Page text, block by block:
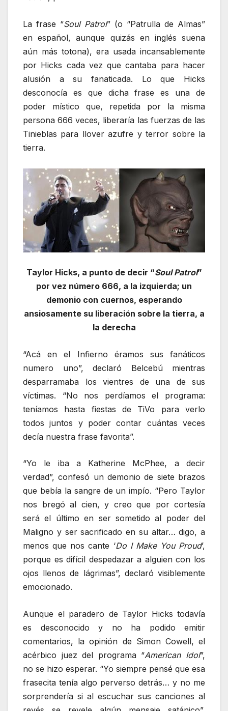
La frase “Soul Patrol” (o “Patrulla de Almas”
en español, aunque quizás en inglés suena
aún más totona), era usada incansablemente
por Hicks cada vez que cantaba para hacer
alusión a su fanaticada. Lo que Hicks
desconocía es que dicha frase es una de
poder místico que, repetida por la misma
persona 666 veces, liberaría las fuerzas de las
Tinieblas para llover azufre y terror sobre la
tierra.
Taylor Hicks, a punto de decir “Soul Patrol”
por vez número 666, a la izquierda; un
demonio con cuernos, esperando
ansiosamente su liberación sobre la tierra, a
la derecha
“Acá en el Infierno éramos sus fanáticos
numero uno”, declaró Belcebú mientras
desparramaba los vientres de una de sus
víctimas. “No nos perdíamos el programa:
teníamos hasta fiestas de TiVo para verlo
todos juntos y poder contar cuántas veces
decía nuestra frase favorita”.
“Yo le iba a Katherine McPhee, a decir
verdad”, confesó un demonio de siete brazos
que bebía la sangre de un impío. “Pero Taylor
nos bregó al cien, y creo que por cortesía
será el último en ser sometido al poder del
Maligno y ser sacrificado en su altar… digo, a
menos que nos cante ‘Do I Make You Proud’,
porque es difícil despedazar a alguien con los
ojos llenos de lágrimas”, declaró visiblemente
emocionado.
Aunque el paradero de Taylor Hicks todavía
es desconocido y no ha podido emitir
comentarios, la opinión de Simon Cowell, el
acérbico juez del programa “American Idol”,
no se hizo esperar. “Yo siempre pensé que esa
frasecita tenía algo perverso detrás… y no me
sorprendería si al escuchar sus canciones al